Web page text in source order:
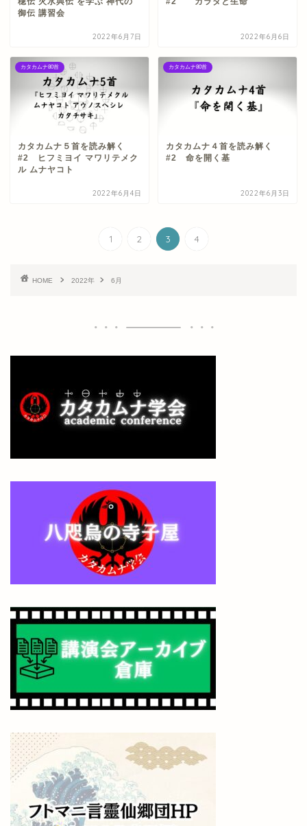
御伝 講習会
2022年6月7日 2022年6月6日
カタカムナ80首
カタカムナ５首を読み解く
#2 ヒフミヨイ マワリテメク
ル ムナヤコト
2022年6月4日
カタカムナ80首
カタカムナ４首を読み解く
#2 命を開く基
2022年6月3日
1 2 3 4
HOME 2022年 6月